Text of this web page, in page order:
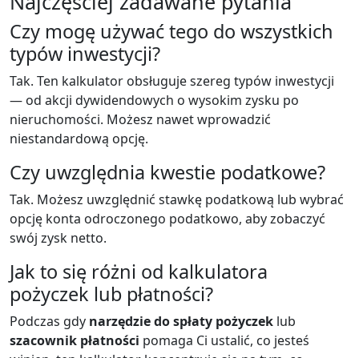
Czy mogę używać tego do wszystkich
typów inwestycji?
Tak. Ten kalkulator obsługuje szereg typów inwestycji
— od akcji dywidendowych o wysokim zysku po
nieruchomości. Możesz nawet wprowadzić
niestandardową opcję.
Czy uwzględnia kwestie podatkowe?
Tak. Możesz uwzględnić stawkę podatkową lub wybrać
opcję konta odroczonego podatkowo, aby zobaczyć
swój zysk netto.
Jak to się różni od kalkulatora
pożyczek lub płatności?
Podczas gdy narzędzie do spłaty pożyczek lub
szacownik płatności pomaga Ci ustalić, co jesteś